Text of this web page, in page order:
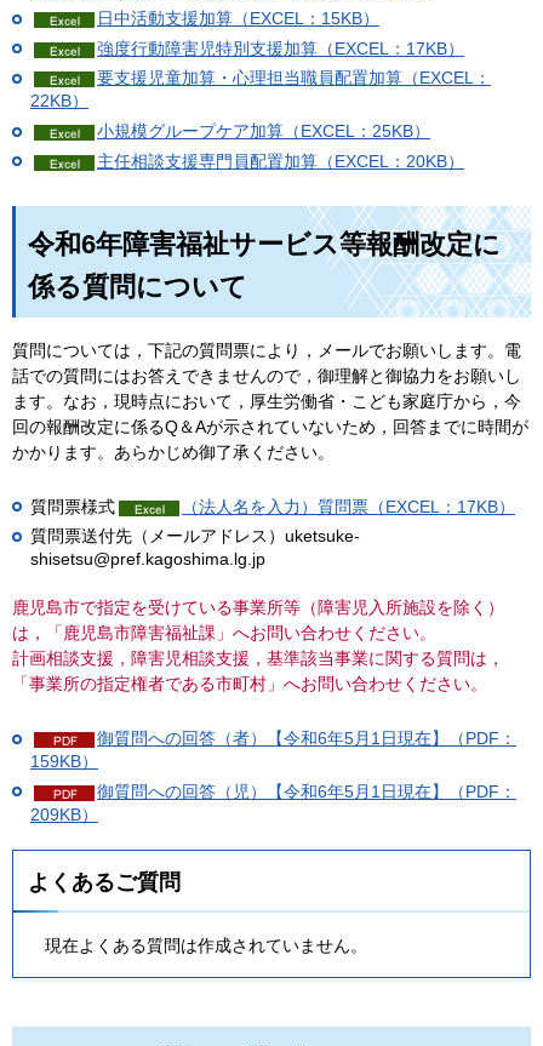
日中活動支援加算（EXCEL：15KB）
強度行動障害児特別支援加算（EXCEL：17KB）
要支援児童加算・心理担当職員配置加算（EXCEL：
22KB）
小規模グループケア加算（EXCEL：25KB）
主任相談支援専門員配置加算（EXCEL：20KB）
令和6年障害福祉サービス等報酬改定に
係る質問について
質問については，下記の質問票により，メールでお願いします。電
話での質問にはお答えできませんので，御理解と御協力をお願いし
ます。なお，現時点において，厚生労働省・こども家庭庁から，今
回の報酬改定に係るQ＆Aが示されていないため，回答までに時間が
かかります。あらかじめ御了承ください。
質問票様式
（法人名を入力）質問票（EXCEL：17KB）
質問票送付先（メールアドレス）uketsuke-
shisetsu@pref.kagoshima.lg.jp
鹿児島市で指定を受けている事業所等（障害児入所施設を除く）
は，「鹿児島市障害福祉課」へお問い合わせください。
計画相談支援，障害児相談支援，基準該当事業に関する質問は，
「事業所の指定権者である市町村」へお問い合わせください。
御質問への回答（者）【令和6年5月1日現在】（PDF：
159KB）
御質問への回答（児）【令和6年5月1日現在】（PDF：
209KB）
よくあるご質問
現在よくある質問は作成されていません。